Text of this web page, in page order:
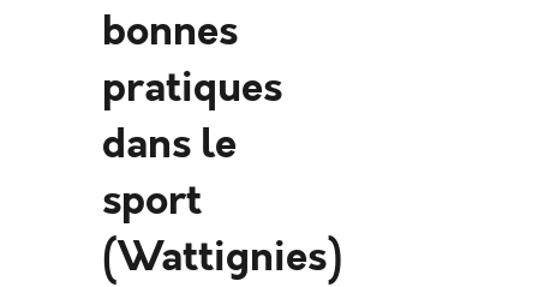
bonnes
pratiques
dans le
sport
(Wattignies)